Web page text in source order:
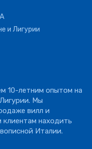
и Лигурии
10-летним опытом на
Мы
вилл и
клиентам находить
Италии.